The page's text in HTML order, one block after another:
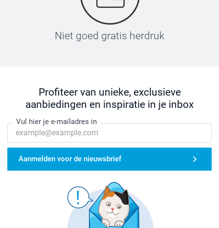
Niet goed gratis herdruk
Profiteer van unieke, exclusieve
aanbiedingen en inspiratie in je inbox
Vul hier je e-mailadres in
Aanmelden voor de nieuwsbrief